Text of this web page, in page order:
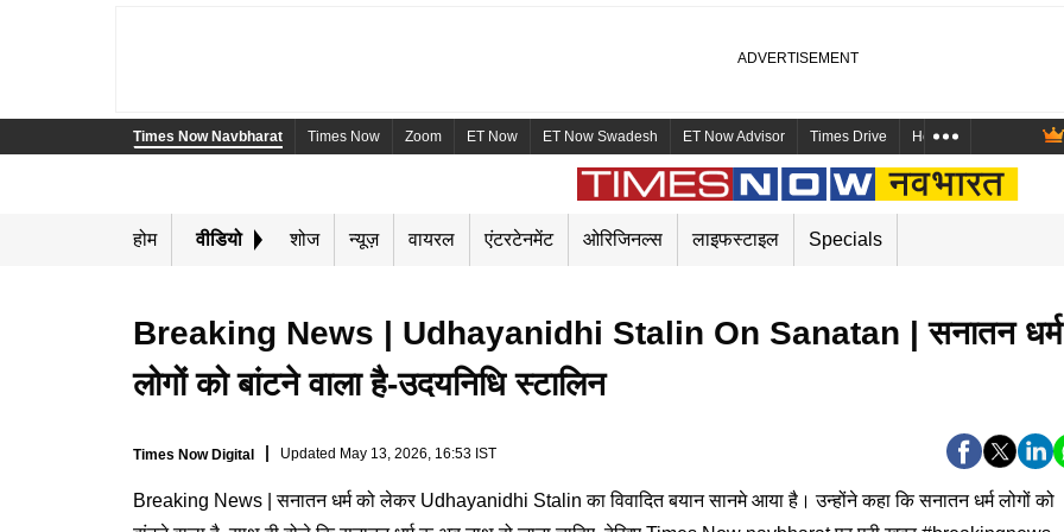
Times Now Navbharat Times Now Zoom ET Now ET Now Swadesh ET Now Advisor Times Drive Health and Me
होम वीडियो शोज न्यूज़ वायरल एंटरटेनमेंट ओरिजिनल्स लाइफस्टाइल Specials
Playing in picture-in-picture
Breaking News | Udhayanidhi Stalin On Sanatan | सनातन धर्म
लोगों को बांटने वाला है-उदयनिधि स्टालिन
Times Now Digital Updated May 13, 2026, 16:53 IST
Breaking News | सनातन धर्म को लेकर Udhayanidhi Stalin का विवादित बयान सानमे आया है। उन्होंने कहा कि सनातन धर्म लोगों को